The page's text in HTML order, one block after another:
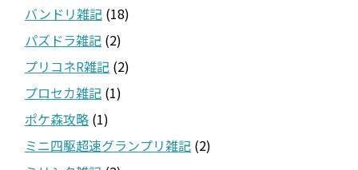
バンドリ雑記 (18)
パズドラ雑記 (2)
プリコネR雑記 (2)
プロセカ雑記 (1)
ポケ森攻略 (1)
ミニ四駆超速グランプリ雑記 (2)